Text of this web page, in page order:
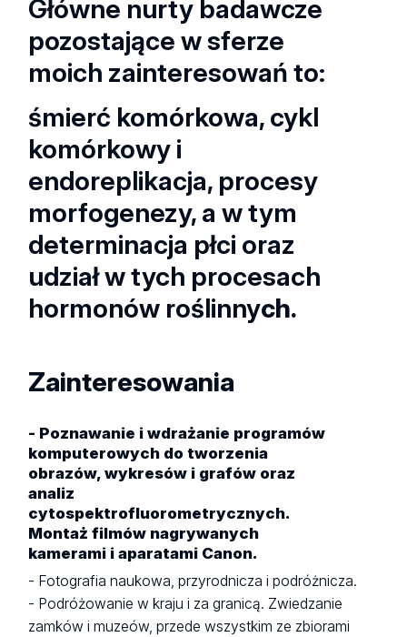
Główne nurty badawcze
pozostające w sferze
moich zainteresowań to:
śmierć komórkowa, cykl
komórkowy i
endoreplikacja, procesy
morfogenezy, a w tym
determinacja płci oraz
udział w tych procesach
hormonów roślinnych.
Zainteresowania
- Poznawanie i wdrażanie programów
komputerowych do tworzenia
obrazów, wykresów i grafów oraz
analiz
cytospektrofluorometrycznych.
Montaż filmów nagrywanych
kamerami i aparatami Canon.
- Fotografia naukowa, przyrodnicza i podróżnicza.
- Podróżowanie w kraju i za granicą. Zwiedzanie
zamków i muzeów, przede wszystkim ze zbiorami